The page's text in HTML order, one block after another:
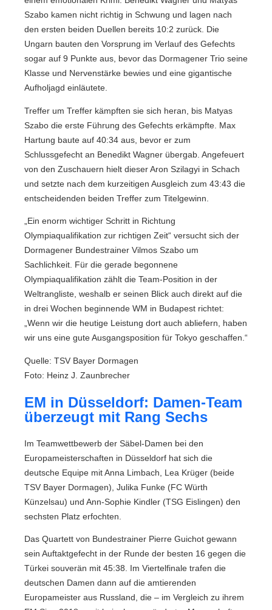
Szabo kamen nicht richtig in Schwung und lagen nach
den ersten beiden Duellen bereits 10:2 zurück. Die
Ungarn bauten den Vorsprung im Verlauf des Gefechts
sogar auf 9 Punkte aus, bevor das Dormagener Trio seine
Klasse und Nervenstärke bewies und eine gigantische
Aufholjagd einläutete.
Treffer um Treffer kämpften sie sich heran, bis Matyas
Szabo die erste Führung des Gefechts erkämpfte. Max
Hartung baute auf 40:34 aus, bevor er zum
Schlussgefecht an Benedikt Wagner übergab. Angefeuert
von den Zuschauern hielt dieser Aron Szilagyi in Schach
und setzte nach dem kurzeitigen Ausgleich zum 43:43 die
entscheidenden beiden Treffer zum Titelgewinn.
„Ein enorm wichtiger Schritt in Richtung
Olympiaqualifikation zur richtigen Zeit“ versucht sich der
Dormagener Bundestrainer Vilmos Szabo um
Sachlichkeit. Für die gerade begonnene
Olympiaqualifikation zählt die Team-Position in der
Weltrangliste, weshalb er seinen Blick auch direkt auf die
in drei Wochen beginnende WM in Budapest richtet:
„Wenn wir die heutige Leistung dort auch abliefern, haben
wir uns eine gute Ausgangsposition für Tokyo geschaffen.“
Quelle: TSV Bayer Dormagen
Foto: Heinz J. Zaunbrecher
EM in Düsseldorf: Damen-Team
überzeugt mit Rang Sechs
Im Teamwettbewerb der Säbel-Damen bei den
Europameisterschaften in Düsseldorf hat sich die
deutsche Equipe mit Anna Limbach, Lea Krüger (beide
TSV Bayer Dormagen), Julika Funke (FC Würth
Künzelsau) und Ann-Sophie Kindler (TSG Eislingen) den
sechsten Platz erfochten.
Das Quartett von Bundestrainer Pierre Guichot gewann
sein Auftaktgefecht in der Runde der besten 16 gegen die
Türkei souverän mit 45:38. Im Viertelfinale trafen die
deutschen Damen dann auf die amtierenden
Europameister aus Russland, die – im Vergleich zu ihrem